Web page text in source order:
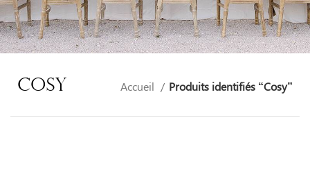
Cosy Accueil Produits identifiés “Cosy”